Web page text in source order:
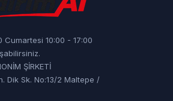
Cumartesi 10:00 - 17:00
ŞİRKETİ
Dik Sk. No:13/2 Maltepe /